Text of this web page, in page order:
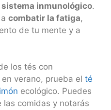
inmunológico.
combatir la fatiga,
de tu mente y a
los tés con
verano, prueba el té
ecológico. Puedes
comidas y notarás